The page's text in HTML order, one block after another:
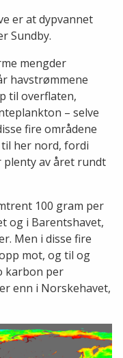
er at dypvannet
Sundby.
mengder
havstrømmene
til overflaten,
– selve
fire områdene
her nord, fordi
av året rundt
100 gram per
og i Barentshavet,
Men i disse fire
mot, og til og
karbon per
enn i Norskehavet,